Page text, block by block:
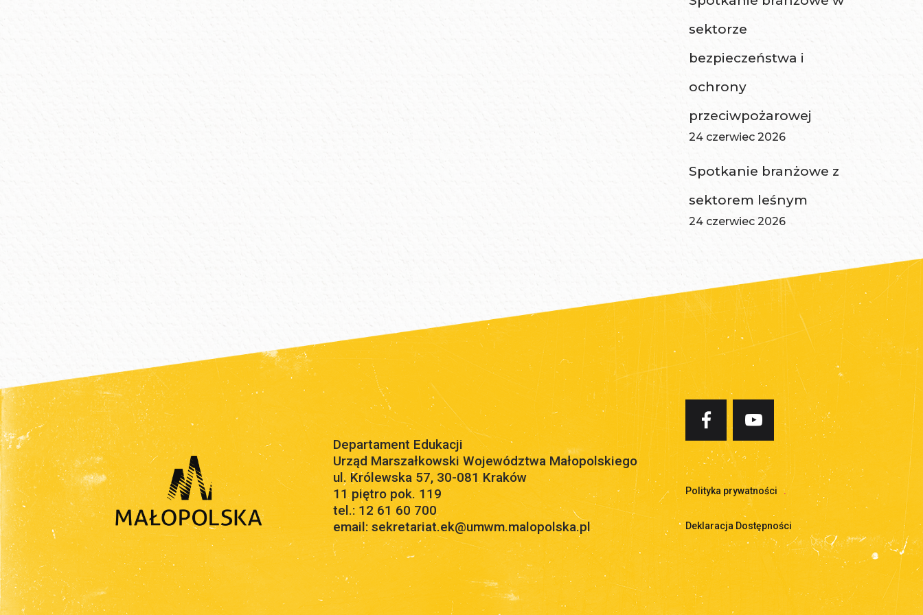
sektorze
bezpieczeństwa i
ochrony
przeciwpożarowej
24 czerwiec 2026
Spotkanie branżowe z
sektorem leśnym
24 czerwiec 2026
Departament Edukacji
Urząd Marszałkowski Województwa Małopolskiego
ul. Królewska 57, 30-081 Kraków
11 piętro pok. 119
tel.: 12 61 60 700
email: sekretariat.ek@umwm.malopolska.pl
Polityka prywatności .
Deklaracja Dostępności